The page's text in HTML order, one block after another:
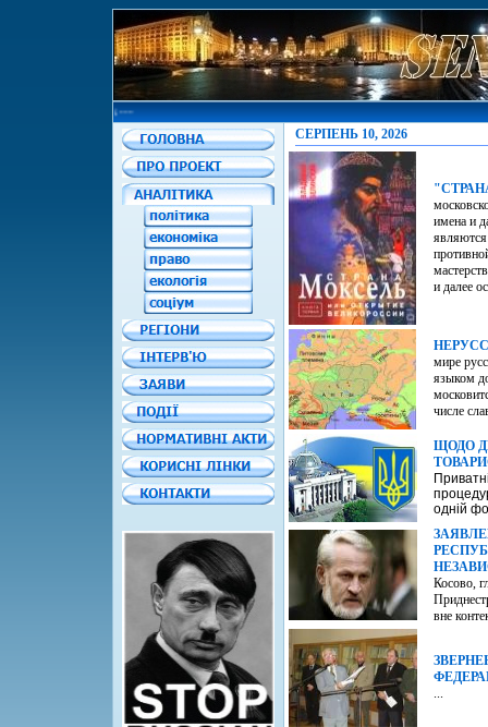
СЕРПЕНЬ 10, 2026
имена и
и далее
мире
языком
числе
ЩОДО
одній
Косово,
вне
...